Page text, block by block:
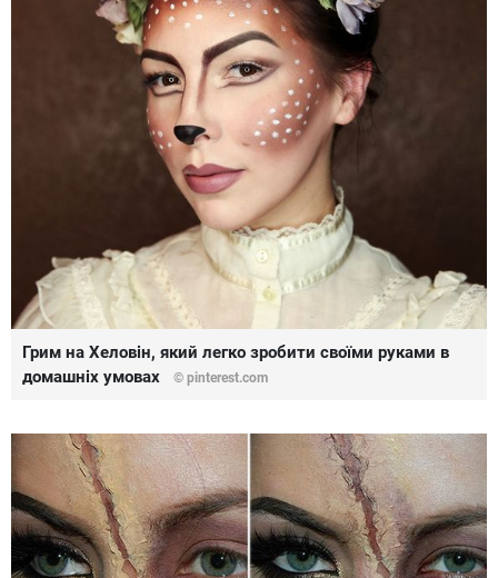
Грим на Хеловін, який легко зробити своїми руками в
домашніх умовах
© pinterest.com